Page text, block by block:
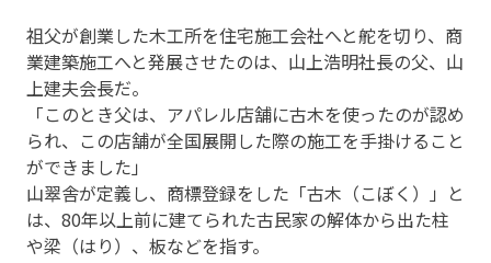
祖父が創業した木工所を住宅施工会社へと舵を切り、商
業建築施工へと発展させたのは、山上浩明社長の父、山
上建夫会長だ。
「このとき父は、アパレル店舗に古木を使ったのが認め
られ、この店舗が全国展開した際の施工を手掛けること
ができました」
山翠舎が定義し、商標登録をした「古木（こぼく）」と
は、80年以上前に建てられた古民家の解体から出た柱
や梁（はり）、板などを指す。